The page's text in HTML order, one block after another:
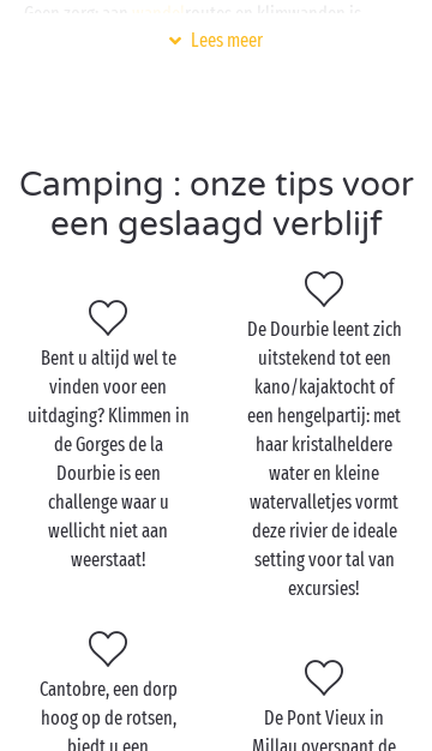
bepaald geen gebrek in deze regio!
Er is niet alleen de prachtige natuur, op de camping
kunt u ook heerlijk relaxen bij het
zwembad
met een
cocktail in de hand. Dankzij onze luxueuze
diensten kunt u zich
echt geen mooiere vakantieplek voorstellen!
Bezoek de Dourbie-rivier
met de hele familie
Gelet op de zuiderse temperaturen is het volstrekt
uitgesloten dat u met uw familie vakantie zou vieren
op een plek die niet vlak bij een verkoelende
waterpartij ligt. Zoals de Dourbie-rivier dus!
is een bezoek aan deze rivier haast een must. Zo
dicht bij de natuur hebt u zich wellicht nog nooit
gevoeld!
Lees meer
Camping : onze tips voor
een geslaagd verblijf
Bent u altijd wel te
vinden voor een
uitdaging? Klimmen in
de Gorges de la
Dourbie is een
challenge waar u
wellicht niet aan
weerstaat!
De Dourbie leent zich
uitstekend tot een
kano/kajaktocht of
een hengelpartij: met
haar kristalheldere
water en kleine
watervalletjes vormt
deze rivier de ideale
setting voor tal van
excursies!
Cantobre, een dorp
hoog op de rotsen,
De Pont Vieux in